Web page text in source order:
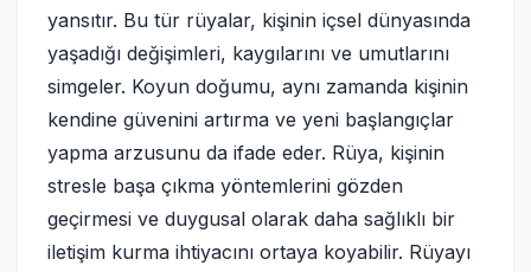
yansıtır. Bu tür rüyalar, kişinin içsel dünyasında
yaşadığı değişimleri, kaygılarını ve umutlarını
simgeler. Koyun doğumu, aynı zamanda kişinin
kendine güvenini artırma ve yeni başlangıçlar
yapma arzusunu da ifade eder. Rüya, kişinin
stresle başa çıkma yöntemlerini gözden
geçirmesi ve duygusal olarak daha sağlıklı bir
iletişim kurma ihtiyacını ortaya koyabilir. Rüyayı